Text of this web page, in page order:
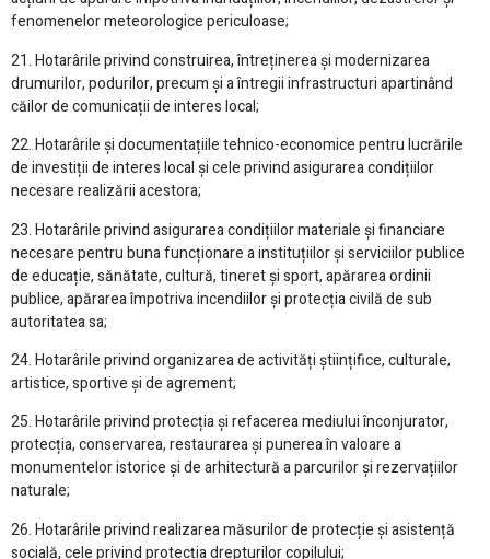
fenomenelor meteorologice periculoase;
21. Hotarârile privind construirea, întreținerea și modernizarea
drumurilor, podurilor, precum și a întregii infrastructuri apartinând
căilor de comunicații de interes local;
22. Hotarârile și documentațiile tehnico-economice pentru lucrările
de investiții de interes local și cele privind asigurarea condițiilor
necesare realizării acestora;
23. Hotarârile privind asigurarea condițiilor materiale și financiare
necesare pentru buna funcționare a instituțiilor și serviciilor publice
de educație, sănătate, cultură, tineret și sport, apărarea ordinii
publice, apărarea împotriva incendiilor și protecția civilă de sub
autoritatea sa;
24. Hotarârile privind organizarea de activități științifice, culturale,
artistice, sportive și de agrement;
25. Hotarârile privind protecția și refacerea mediului înconjurator,
protecția, conservarea, restaurarea și punerea în valoare a
monumentelor istorice și de arhitectură a parcurilor și rezervațiilor
naturale;
26. Hotarârile privind realizarea măsurilor de protecție și asistență
socială, cele privind protecția drepturilor copilului;